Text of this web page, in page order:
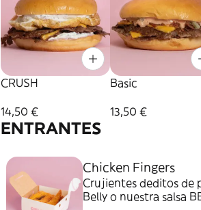
CRUSH
14,50 €
Basic
13,50 €
ENTRANTES
Chicken Fingers
Crujientes deditos de
Belly o nuestra salsa